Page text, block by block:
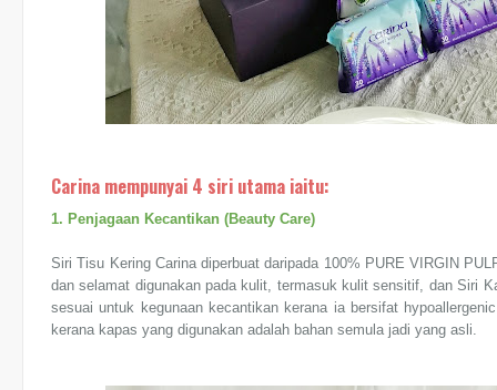
Carina mempunyai 4 siri utama iaitu:
1. Penjagaan Kecantikan (Beauty Care)
Siri Tisu Kering Carina diperbuat daripada 100% PURE VIRGIN
dan selamat digunakan pada kulit, termasuk kulit sensitif, dan Siri
sesuai untuk kegunaan kecantikan kerana ia bersifat
kerana kapas yang digunakan adalah bahan semula jadi yang asli.